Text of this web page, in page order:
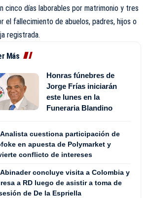
cinco días laborables por matrimonio y tres
el fallecimiento de abuelos, padres, hijos o
registrada.
Más
Honras fúnebres de
Jorge Frías iniciarán
este lunes en la
Funeraria Blandino
Analista cuestiona participación de
en apuesta de Polymarket y
conflicto de intereses
Abinader concluye visita a Colombia y
a RD luego de asistir a toma de
de De la Espriella